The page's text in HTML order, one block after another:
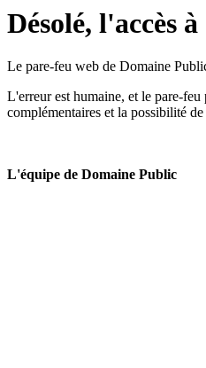
Désolé, l'accès
Le pare-feu web de Domaine
L'erreur est humaine, et le pare-
complémentaires et la possibilité
L'équipe de Domaine Public